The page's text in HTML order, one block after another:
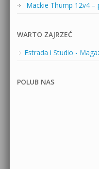
Mackie Thump 12v4 –
WARTO ZAJRZEĆ
Estrada i Studio -
POLUB NAS